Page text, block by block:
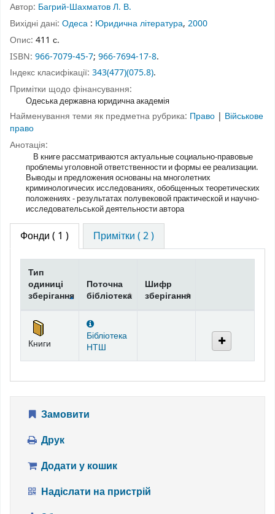
Автор: Багрий-Шахматов Л. В.
Вихідні дані: Одеса : Юридична література, 2000
Опис: 411 с.
ISBN: 966-7079-45-7; 966-7694-17-8.
Індекс класифікації: 343(477)(075.8).
Примітки щодо фінансування:
Одеська державна юридична академія
Найменування теми як предметна рубрика: Право | Військове
право
Анотація:
В книге рассматриваются актуальные социально-правовые
проблемы уголовной ответственности и формы ее реализации.
Выводы и предложения основаны на многолетних
криминологичесих исследованиях, обобщенных теоретических
положениях - результатах полувековой практической и научно-
исследовательськой деятельности автора
Фонди ( 1 ) Примітки ( 2 )
Тип
одиниці
зберігання
Поточна
бібліотека
Шифр
зберігання
Книги
Бібліотека
НТШ
Замовити
Друк
Додати у кошик
Надіслати на пристрій